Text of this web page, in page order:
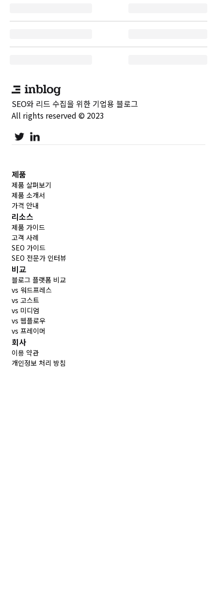
SEO와 리드 수집을 위한 기업용 블로그
All rights reserved © 2023
제품
제품 살펴보기
제품 소개서
가격 안내
리소스
제품 가이드
고객 사례
SEO 가이드
SEO 전문가 인터뷰
비교
블로그 플랫폼 비교
vs 워드프레스
vs 고스트
vs 미디엄
vs 웹플로우
vs 프레이머
회사
이용 약관
개인정보 처리 방침